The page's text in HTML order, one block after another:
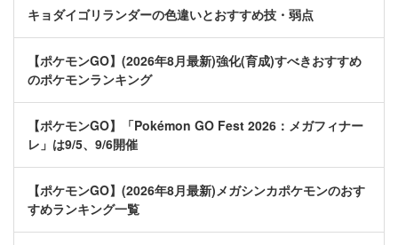
キョダイゴリランダーの色違いとおすすめ技・弱点
【ポケモンGO】(2026年8月最新)強化(育成)すべきおすすめ
のポケモンランキング
【ポケモンGO】「Pokémon GO Fest 2026：メガフィナー
レ」は9/5、9/6開催
【ポケモンGO】(2026年8月最新)メガシンカポケモンのおす
すめランキング一覧